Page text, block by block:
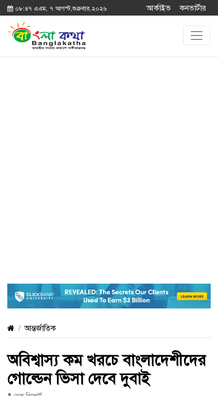
০৮:৪৭ এএম, ৭ আগস্ট,শুক্রবার,২০২৬ আর্কাইভ কনভার্টার
আন্তর্জাতিক
অবিশ্বাস্য কম খরচে বাংলাদেশীদের
গোল্ডেন ভিসা দেবে দুবাই